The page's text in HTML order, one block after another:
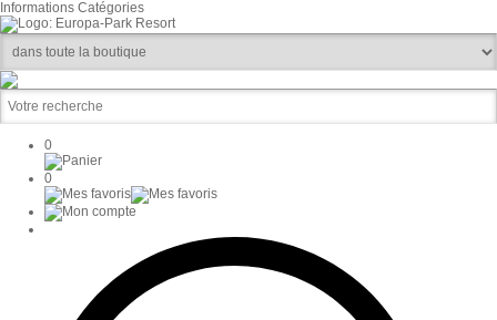
Informations Catégories
0
0